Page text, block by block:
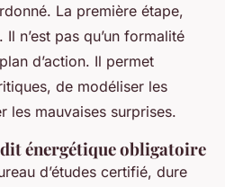
La première étape,
Il n’est pas qu’un formalité
d’action. Il permet
de modéliser les
les mauvaises surprises.
énergétique obligatoire
d’études certifié, dure